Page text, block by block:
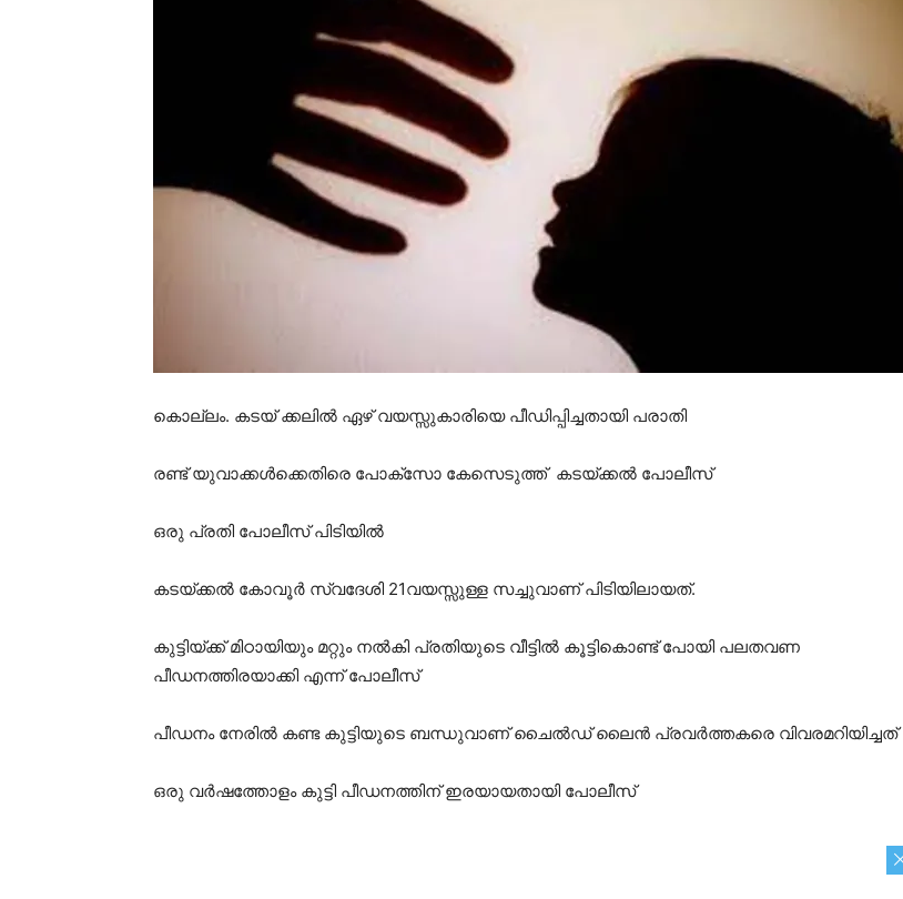
കൊല്ലം. കടയ് ക്കലിൽ ഏഴ് വയസ്സുകാരിയെ പീഡിപ്പിച്ചതായി പരാതി
രണ്ട് യുവാക്കൾക്കെതിരെ പോക്സോ കേസെടുത്ത് കടയ്ക്കൽ പോലീസ്
ഒരു പ്രതി പോലീസ് പിടിയിൽ
കടയ്ക്കൽ കോവൂർ സ്വദേശി 21വയസ്സുള്ള സച്ചുവാണ് പിടിയിലായത്.
കുട്ടിയ്ക്ക് മിഠായിയും മറ്റും നൽകി പ്രതിയുടെ വീട്ടിൽ കൂട്ടികൊണ്ട് പോയി പലതവണ
പീഡനത്തിരയാക്കി എന്ന് പോലീസ്
പീഡനം നേരിൽ കണ്ട കുട്ടിയുടെ ബന്ധുവാണ് ചൈൽഡ് ലൈൻ പ്രവർത്തകരെ വിവരമറിയിച്ചത്
ഒരു വർഷത്തോളം കുട്ടി പീഡനത്തിന് ഇരയായതായി പോലീസ്